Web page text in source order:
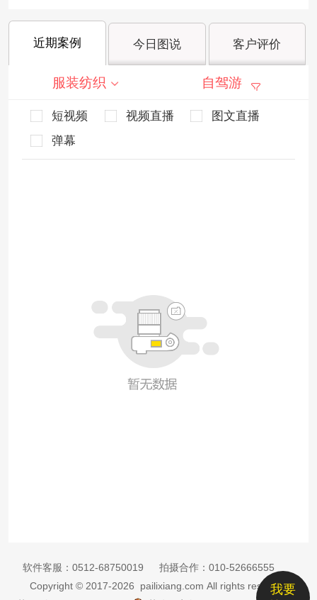
近期案例 今日图说 客户评价
服装纺织 自驾游
短视频 视频直播
图文直播
弹幕
我要
软件客服： 0512-68750019 拍摄合作： 010-52666555
Copyright © 2017-2026 pailixiang.com All rights reserved